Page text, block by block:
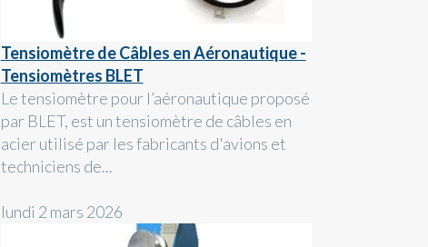
Tensiomètre de Câbles en Aéronautique -
Tensiomètres BLET
Le tensiomètre pour l’aéronautique proposé
par BLET, est un tensiomètre de câbles en
acier utilisé par les fabricants d'avions et
techniciens de...
lundi 2 mars 2026